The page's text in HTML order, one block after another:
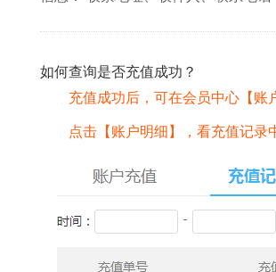
如何查询是否充值成功？
充值成功后，可在会员中心【账
点击【账户明细】，看充值记